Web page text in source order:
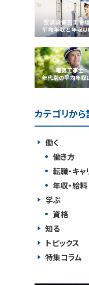
カテゴリか
働く
働き方
転職・キ
年収・給料
学ぶ
資格
知る
トピックス
特集コラム